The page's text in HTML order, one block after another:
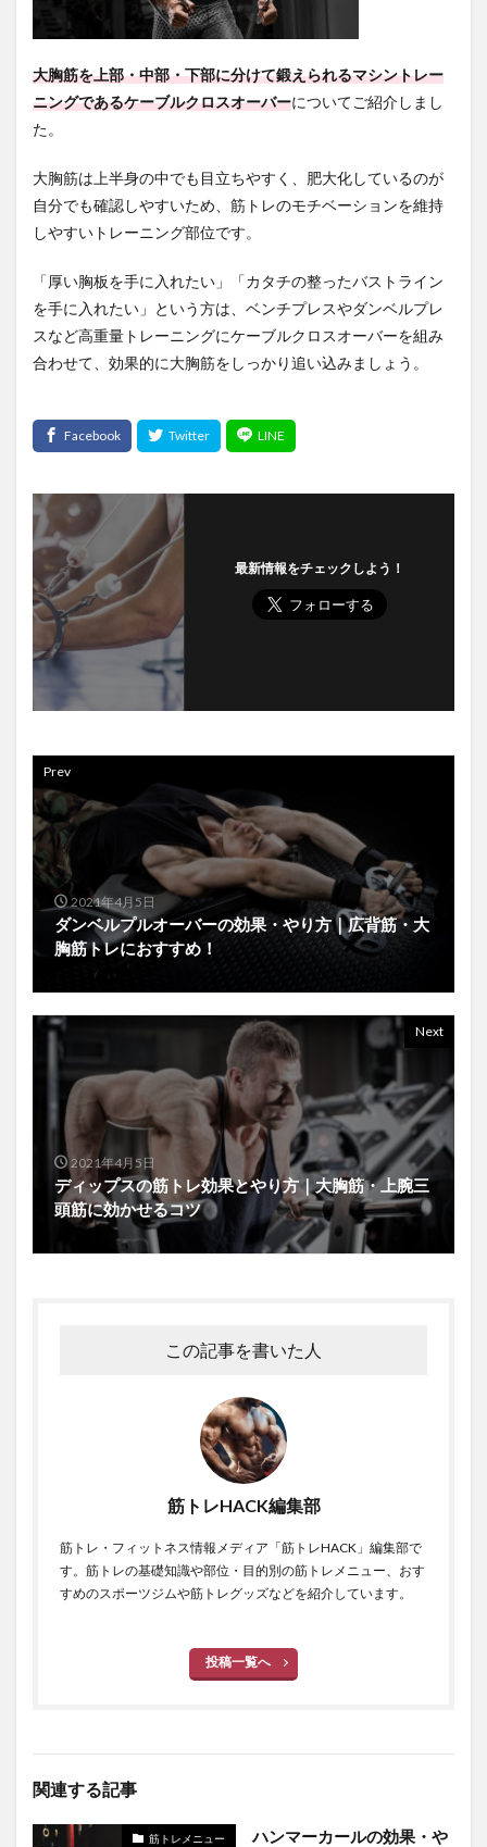
大胸筋を上部・中部・下部に分けて鍛えられるマシントレー
ニングであるケーブルクロスオーバーについてご紹介しまし
た。
大胸筋は上半身の中でも目立ちやすく、肥大化しているのが
自分でも確認しやすいため、筋トレのモチベーションを維持
しやすいトレーニング部位です。
「厚い胸板を手に入れたい」「カタチの整ったバストライン
を手に入れたい」という方は、ベンチプレスやダンベルプレ
スなど高重量トレーニングにケーブルクロスオーバーを組み
合わせて、効果的に大胸筋をしっかり追い込みましょう。
最新情報をチェックしよう！
Prev
2021年4月5日
ダンベルプルオーバーの効果・やり方｜広背筋・大
胸筋トレにおすすめ！
Next
2021年4月5日
ディップスの筋トレ効果とやり方｜大胸筋・上腕三
頭筋に効かせるコツ
この記事を書いた人
筋トレHACK編集部
筋トレ・フィットネス情報メディア「筋トレHACK」編集部で
す。筋トレの基礎知識や部位・目的別の筋トレメニュー、おす
すめのスポーツジムや筋トレグッズなどを紹介しています。
投稿一覧へ
関連する記事
筋トレメニュー
ハンマーカールの効果・や